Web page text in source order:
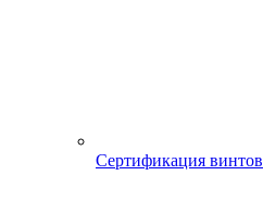
Сертификация винтов